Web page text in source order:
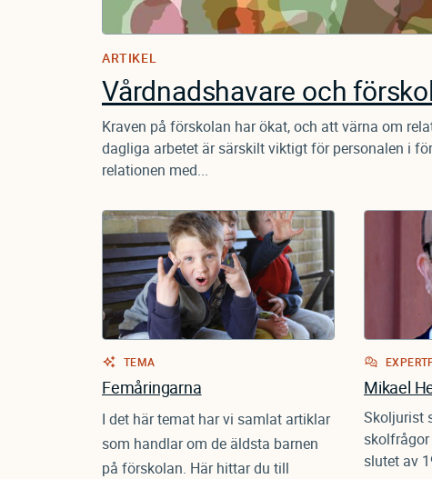
ARTIKEL
Vårdnadshavare och
Kraven på förskolan har ökat, och att värna om
dagliga arbetet är särskilt viktigt för personalen i
relationen med...
TEMA
Femåringarna
I det här temat har vi samlat artiklar
som handlar om de äldsta barnen
på förskolan. Här hittar du till
Mikael
Skoljurist
slutet av